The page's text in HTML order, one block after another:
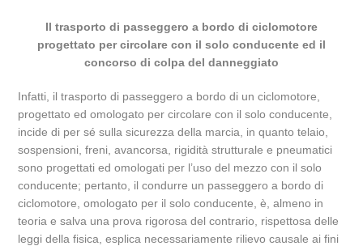
Il trasporto di passeggero a bordo di ciclomotore
progettato per circolare con il solo conducente ed il
concorso di colpa del danneggiato
Infatti, il trasporto di passeggero a bordo di un ciclomotore,
progettato ed omologato per circolare con il solo conducente,
incide di per sé sulla sicurezza della marcia, in quanto telaio,
sospensioni, freni, avancorsa, rigidità strutturale e pneumatici
sono progettati ed omologati per l’uso del mezzo con il solo
conducente; pertanto, il condurre un passeggero a bordo di
ciclomotore, omologato per il solo conducente, è, almeno in
teoria e salva una prova rigorosa del contrario, rispettosa delle
leggi della fisica, esplica necessariamente rilievo causale ai fini